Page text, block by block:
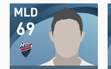
69
MLD